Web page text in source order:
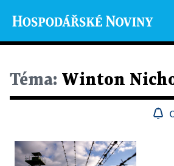
Téma: Winton